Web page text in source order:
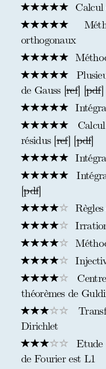
Calcul
orthogonaux
de Gauss [ref] [pdf]
résidus [ref] [pdf]
[pdf]
théorèmes de
Dirichlet
Etude
de Fourier est L1